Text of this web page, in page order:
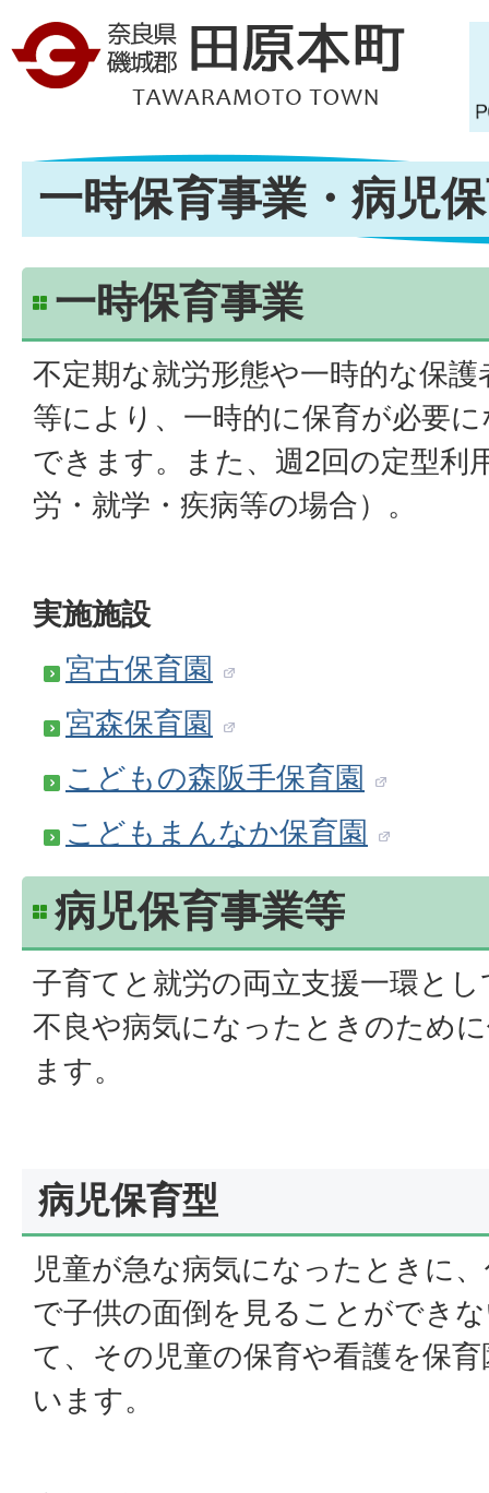
一時保育事業・病児
一時保育事業
不定期な就労形態や一時的な保
等により、一時的に保育が必要
できます。また、週2回の定型利
労・就学・疾病等の場合）。
実施施設
宮古保育園
宮森保育園
こどもの森阪手保育園
こどもまんなか保育園
病児保育事業等
子育てと就労の両立支援一環と
不良や病気になったときのため
ます。
病児保育型
児童が急な病気になったときに
で子供の面倒を見ることができ
て、その児童の保育や看護を保
います。